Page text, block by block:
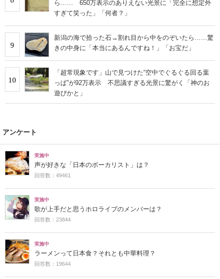
ら…… 650万表示のありえない光景に「完全に想定外
すぎて笑った」「何者？」
9
新潟の海で拾った石→割れ目から中をのぞいたら……驚
きの中身に「本当にあるんですね！」「お宝だ」
10
「超常現象です」山で見つけた“空中でぐるぐる回る葉
っぱ”が92万表示 不思議すぎる光景に驚がく「神のお
遊びかと」
アンケート
実施中
声が好きな「日本のボーカリスト」は？
回答数：49461
実施中
歌が上手だと思うホロライブのメンバーは？
回答数：23844
実施中
ラーメンって日本食？それとも中華料理？
回答数：19644